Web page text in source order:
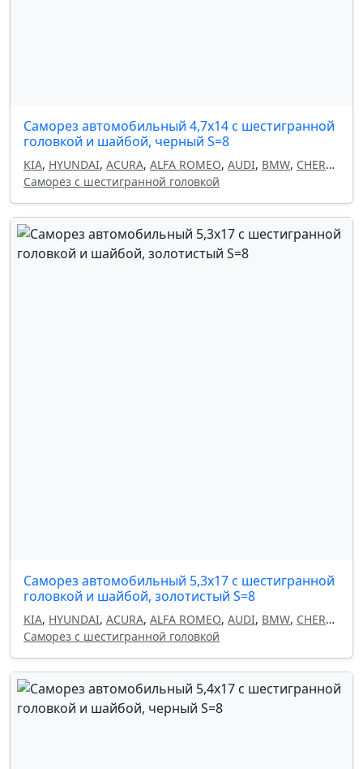
Саморез автомобильный 4,7x14 с шестигранной
головкой и шайбой, черный S=8
KIA, HYUNDAI, ACURA, ALFA ROMEO, AUDI, BMW, CHERY,
CHEVROLET,CHRYSLER,CITROEN,DAEWOO
LANCIA,LEXUS,MAZDA,MITSUBISHI,NISSAN,OMODA,
OPEL,PEUGEOT,RENAULT,SEAT, SKODA, SUBARU,
SUZUKI,TOYOTA,VOLKSWAGEN,VOLVO,FORD
Саморез с шестигранной головкой
Саморез автомобильный 5,3x17 с шестигранной
головкой и шайбой, золотистый S=8
KIA, HYUNDAI, ACURA, ALFA ROMEO, AUDI, BMW, CHERY,
CHEVROLET,CHRYSLER,CITROEN,DAEWOO
LANCIA,LEXUS,MAZDA,MITSUBISHI,NISSAN,OMODA,
OPEL,PEUGEOT,RENAULT,SEAT, SKODA, SUBARU,
SUZUKI,TOYOTA,VOLKSWAGEN,VOLVO
Саморез с шестигранной головкой